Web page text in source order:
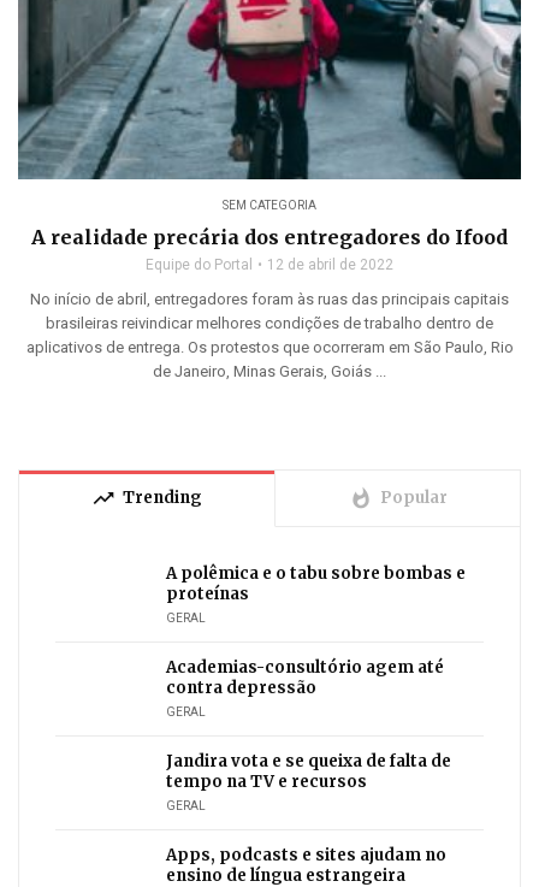
SEM CATEGORIA
A realidade precária dos entregadores do Ifood
Equipe do Portal 12 de abril de 2022
No início de abril, entregadores foram às ruas das principais capitais
brasileiras reivindicar melhores condições de trabalho dentro de
aplicativos de entrega. Os protestos que ocorreram em São Paulo, Rio
de Janeiro, Minas Gerais, Goiás ...
trending_up Trending whatshot Popular
A polêmica e o tabu sobre bombas e
proteínas
GERAL
Academias-consultório agem até
contra depressão
GERAL
Jandira vota e se queixa de falta de
tempo na TV e recursos
GERAL
Apps, podcasts e sites ajudam no
ensino de língua estrangeira